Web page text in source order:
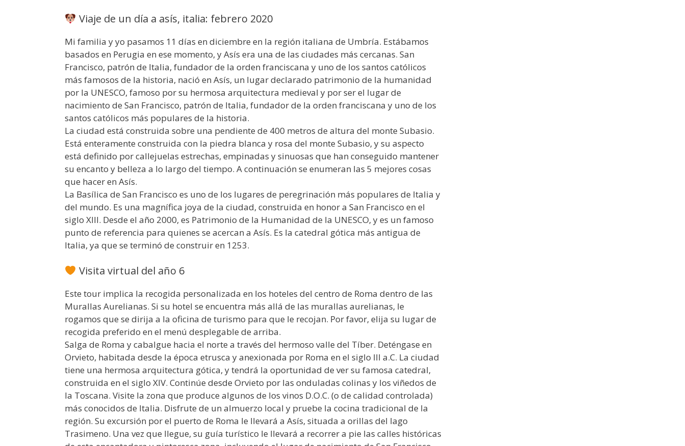
Viaje de un día a asís, italia: febrero 2020
Mi familia y yo pasamos 11 días en diciembre en la región italiana de Umbría. Estábamos
basados en Perugia en ese momento, y Asís era una de las ciudades más cercanas. San
Francisco, patrón de Italia, fundador de la orden franciscana y uno de los santos católicos
más famosos de la historia, nació en Asís, un lugar declarado patrimonio de la humanidad
por la UNESCO, famoso por su hermosa arquitectura medieval y por ser el lugar de
nacimiento de San Francisco, patrón de Italia, fundador de la orden franciscana y uno de los
santos católicos más populares de la historia.
La ciudad está construida sobre una pendiente de 400 metros de altura del monte Subasio.
Está enteramente construida con la piedra blanca y rosa del monte Subasio, y su aspecto
está definido por callejuelas estrechas, empinadas y sinuosas que han conseguido mantener
su encanto y belleza a lo largo del tiempo. A continuación se enumeran las 5 mejores cosas
que hacer en Asís.
La Basílica de San Francisco es uno de los lugares de peregrinación más populares de Italia y
del mundo. Es una magnífica joya de la ciudad, construida en honor a San Francisco en el
siglo XIII. Desde el año 2000, es Patrimonio de la Humanidad de la UNESCO, y es un famoso
punto de referencia para quienes se acercan a Asís. Es la catedral gótica más antigua de
Italia, ya que se terminó de construir en 1253.
Visita virtual del año 6
Este tour implica la recogida personalizada en los hoteles del centro de Roma dentro de las
Murallas Aurelianas. Si su hotel se encuentra más allá de las murallas aurelianas, le
rogamos que se dirija a la oficina de turismo para que le recojan. Por favor, elija su lugar de
recogida preferido en el menú desplegable de arriba.
Salga de Roma y cabalgue hacia el norte a través del hermoso valle del Tíber. Deténgase en
Orvieto, habitada desde la época etrusca y anexionada por Roma en el siglo III a.C. La ciudad
tiene una hermosa arquitectura gótica, y tendrá la oportunidad de ver su famosa catedral,
construida en el siglo XIV. Continúe desde Orvieto por las onduladas colinas y los viñedos de
la Toscana. Visite la zona que produce algunos de los vinos D.O.C. (o de calidad controlada)
más conocidos de Italia. Disfrute de un almuerzo local y pruebe la cocina tradicional de la
región. Su excursión por el puerto de Roma le llevará a Asís, situada a orillas del lago
Trasimeno. Una vez que llegue, su guía turístico le llevará a recorrer a pie las calles históricas